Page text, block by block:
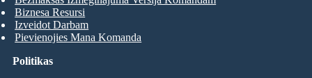
Biznesa Resursi
Izveidot Darbam
Pievienojies Mana Komanda
Politikas